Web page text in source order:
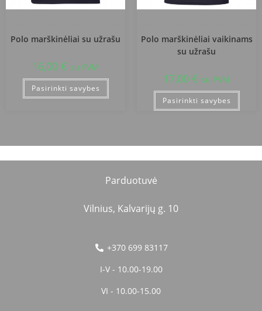
Polo marškinėliai su užrašu
16,00 € su PVM
Pasirinkti savybes
Polo marškinėliai vaikinams
su užrašu
17,00 € su PVM
Pasirinkti savybes
Parduotuvė
Vilnius, Kalvarijų g. 10
+370 699 83117
I-V - 10.00-19.00
VI - 10.00-15.00